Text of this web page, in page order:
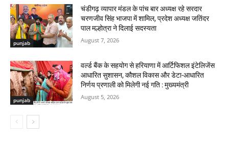
punjab
चंडीगढ़ व्यापार मंडल के पांच बार अध्यक्ष रहे सरदार
चरणजीव सिंह भाजपा में शामिल, प्रदेश अध्यक्ष जतिंदर
पाल मल्होत्रा ने दिलाई सदस्यता
August 7, 2026
punjab
वर्ल्ड बैंक के सहयोग से हरियाणा में आर्टिफिशल इंटेलिजेंस
आधारित सुशासन, कौशल विकास और डेटा-आधारित
निर्णय प्रणाली को मिलेगी नई गति : मुख्यमंत्री
August 5, 2026